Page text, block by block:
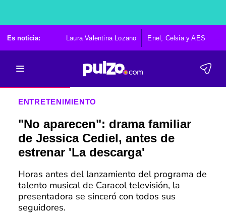
Es noticia: Laura Valentina Lozano Enel, Celsia y AES
ENTRETENIMIENTO
"No aparecen": drama familiar
de Jessica Cediel, antes de
estrenar 'La descarga'
Horas antes del lanzamiento del programa de
talento musical de Caracol televisión, la
presentadora se sinceró con todos sus
seguidores.